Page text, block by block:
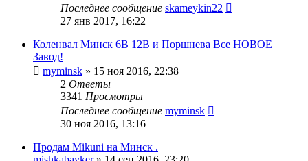
Последнее сообщение skameykin22
27 янв 2017, 16:22
Коленвал Минск 6В 12В и Поршнева Все НОВОЕ
Завод!
myminsk » 15 ноя 2016, 22:38
2 Ответы
3341 Просмотры
Последнее сообщение myminsk
30 ноя 2016, 13:16
Продам Mikuni на Минск .